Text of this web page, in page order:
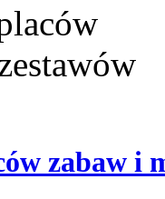
zabaw i